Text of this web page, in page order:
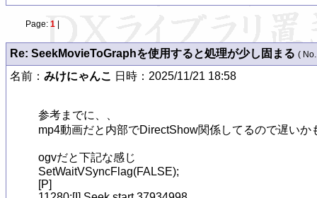
Page: 1|
Re: SeekMovieToGraphを使用すると処理が少し固まる (
名前： みけにゃんこ 日時：2025/11/21 18:58
参考までに、、
mp4動画だと内部でDirectShow関係してるので遅いか
ogvだと下記な感じ
SetWaitVSyncFlag(FALSE);
[P]